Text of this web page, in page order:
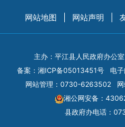
网站地图 网站声明
主办：平江县人民政府办公室
备案： 湘ICP备05013451号 电子
网站管理：0730-6263502
湘公网安备：
县政府办电话：